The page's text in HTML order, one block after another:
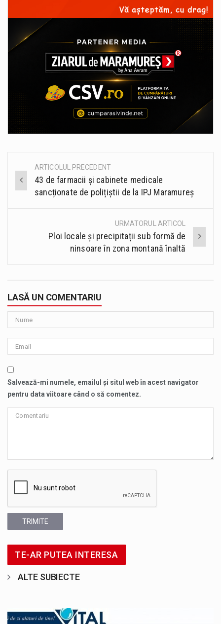
Post
navigation
ARTICOLUL PRECEDENT
43 de farmacii și cabinete medicale
sancționate de polițiștii de la IPJ Maramureș
URMATORUL ARTICOL
Ploi locale și precipitații sub formă de
ninsoare în zona montană înaltă
LASĂ UN COMENTARIU
Salvează-mi numele, emailul și situl web în acest navigator
pentru data viitoare când o să comentez.
TRIMITE
TE-AR PUTEA INTERESA
ALTE SUBIECTE